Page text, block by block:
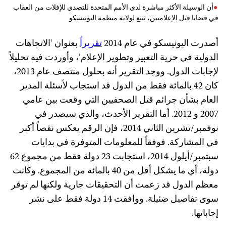
أن الوسيلة الأكثر مباشرة لدى الأمم المتحدة للتصدي للإفلات من العقاب
في قضايا قتل الإعلاميين، تتبع لولاية منظمة اليونيسكو
أصدرت اليونيسكو في عام 2014 تقريراًبعنوان ‘الاتجاهات
الدولية في حرية التعبير وتطوير الإعلام’، وأوردت فيه تحليلاً
لإجابات الدول. ووجد التقرير أنه بحلول منتصف عام 2013،
كان 42 بالمائة فقط من الدول قد استجاب لأسئلة المدير
العام بشأن جرائم قتل الصحفيين التي وقعت بين عامي
2007 و 2012. أما التقرير الأحدث، والذي سيصدر في
نوفمبر/تشرين الثاني 2014، فإن الرقم يعكس نقصاً أكبر
في المشاركة. فوفقاً للمعلومات المتوفرة في بدايات
سبتمبر/أيلول 2014، استجابت 23 دولة فقط من مجموع 62
دولة، أي ما يشكل أقل من 40 بالمائة من المجموع. وكانت
معظم الدول قد زعمت أن التحقيقات جارية ولكنها لم توفر
سوى تفاصيل ضئيلة. ووافقت 14 دولة فقط على نشر
إجاباتها.